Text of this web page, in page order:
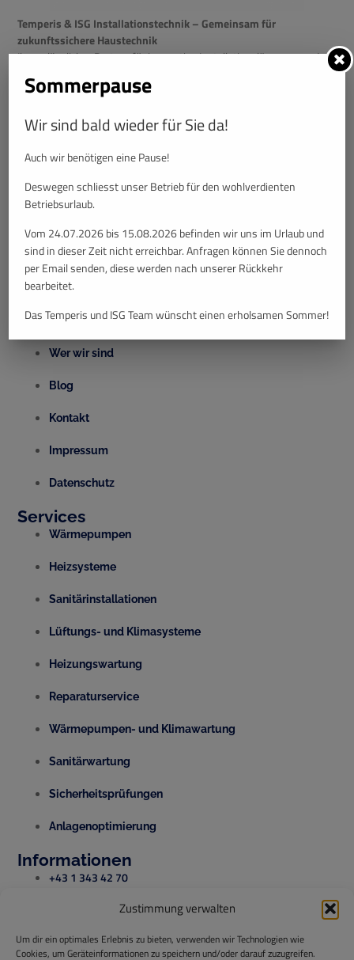
Zustimmung verwalten
Um dir ein optimales Erlebnis zu bieten, verwenden wir Technologien wie
Cookies, um Geräteinformationen zu speichern und/oder darauf zuzugreifen.
Temperis & ISG Installationstechnik – Gemeinsam für
zukunftssichere Haustechnik
Ihr verlässlicher Partner für innovative Installationslösungen und
Betreuung – wir bieten Qualität, Effizienz und Service aus einer
Unsere Leistungen
Wer wir sind
Blog
Kontakt
Impressum
Datenschutz
Services
Wärmepumpen
Heizsysteme
Sanitärinstallationen
Lüftungs- und Klimasysteme
Heizungswartung
Reparaturservice
Wärmepumpen- und Klimawartung
Sanitärwartung
Sicherheitsprüfungen
Anlagenoptimierung
Informationen
+43 1 343 42 70
office@temperis.at
office@isg-installationen.at
Sommerpause
Wir sind bald wieder für Sie da!
Auch wir benötigen eine Pause!
Deswegen schliesst unser Betrieb für den wohlverdienten
Betriebsurlaub.
Vom 24.07.2026 bis 15.08.2026 befinden wir uns im Urlaub und
sind in dieser Zeit nicht erreichbar. Anfragen können Sie dennoch
per Email senden, diese werden nach unserer Rückkehr
bearbeitet.
Das Temperis und ISG Team wünscht einen erholsamen Sommer!